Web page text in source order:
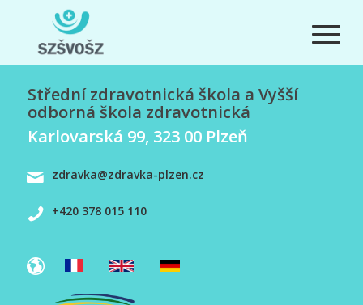
Střední zdravotnická škola a Vyšší
odborná škola zdravotnická
Karlovarská 99, 323 00 Plzeň
zdravka@zdravka-plzen.cz
+420 378 015 110